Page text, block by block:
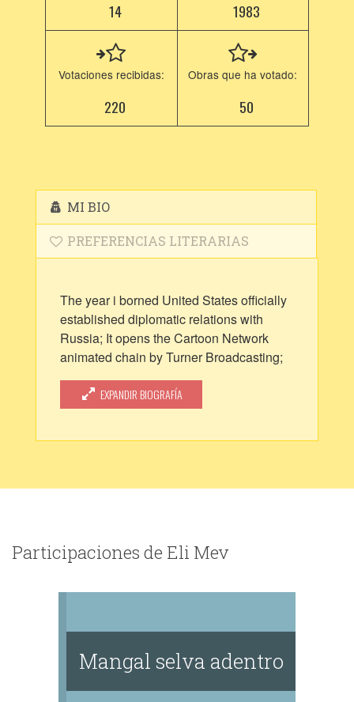
14 1983
Votaciones recibidas:
220
Obras que ha votado:
50
MI BIO
PREFERENCIAS LITERARIAS
The year i borned United States officially
established diplomatic relations with
Russia; It opens the Cartoon Network
animated chain by Turner Broadcasting;
And it was declared the International Year
of space. I want to conquer myself, and
Sauvez le monde l'art. I'm guionist, writer,
Isn't the plnet beautiful?
EXPANDIR BIOGRAFÍA
Participaciones de Eli Mev
Mangal selva adentro